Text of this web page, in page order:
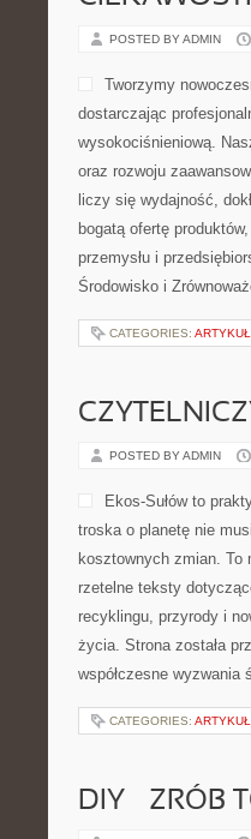
POSTED BY ADMIN
Tworzymy
dostarczając
wysokociśnieniową.
oraz rozwoju
liczy się wydajność,
bogatą ofertę
przemysłu i
Środowisko i
CATEGORIES:
POSTED BY ADMIN
Ekos-Sułów to
troska o planetę nie
kosztownych zmian.
rzetelne teksty
recyklingu, przyrody i
życia. Strona została
współczesne
CATEGORIES:
DIY – ZRÓB